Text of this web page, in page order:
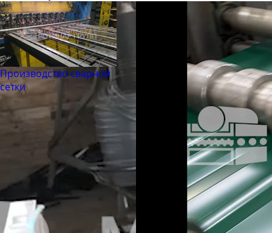
Производство сварной
сетки